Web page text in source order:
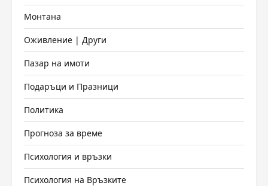
Монтана
Оживление | Други
Пазар на имоти
Подаръци и Празници
Политика
Прогноза за време
Психология и връзки
Психология на Връзките